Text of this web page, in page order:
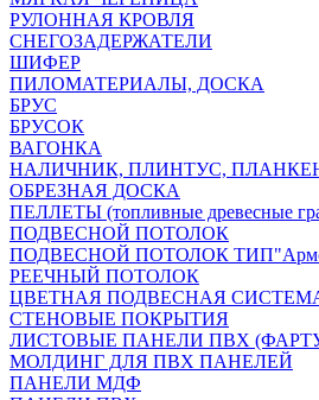
РУЛОННАЯ КРОВЛЯ
СНЕГОЗАДЕРЖАТЕЛИ
ШИФЕР
ПИЛОМАТЕРИАЛЫ, ДОСКА
БРУС
БРУСОК
ВАГОНКА
НАЛИЧНИК, ПЛИНТУС,
ОБРЕЗНАЯ ДОСКА
ПЕЛЛЕТЫ (топливные древесные
ПОДВЕСНОЙ ПОТОЛОК
ПОДВЕСНОЙ ПОТОЛОК
РЕЕЧНЫЙ ПОТОЛОК
ЦВЕТНАЯ ПОДВЕСНАЯ
СТЕНОВЫЕ ПОКРЫТИЯ
ЛИСТОВЫЕ ПАНЕЛИ ПВХ
МОЛДИНГ ДЛЯ ПВХ ПАНЕЛЕЙ
ПАНЕЛИ МДФ